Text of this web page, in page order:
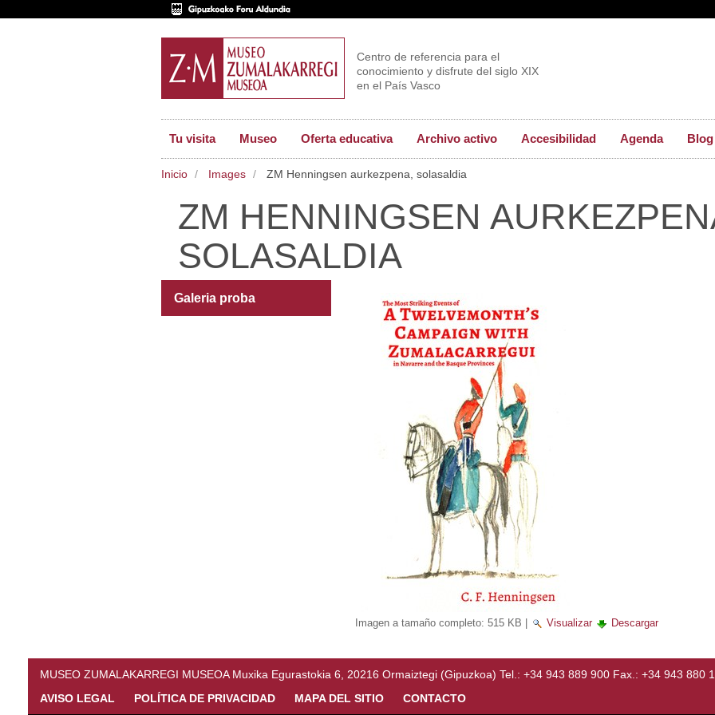
Centro de referencia para el
conocimiento y disfrute del siglo XIX
en el País Vasco
Tu visita Museo Oferta educativa Archivo activo Accesibilidad Agenda Blog
Inicio Images ZM Henningsen aurkezpena, solasaldia
ZM HENNINGSEN
SOLASALDIA
Imagen a tamaño completo: 515 KB Visualizar Descargar
Galeria proba
MUSEO ZUMALAKARREGI MUSEOA Muxika Egurastokia 6, 20216 Ormaiztegi (Gipuzkoa) Tel.: +34 943 889 900 Fax.: +34 943 880
AVISO LEGAL
POLÍTICA DE PRIVACIDAD MAPA DEL SITIO CONTACTO